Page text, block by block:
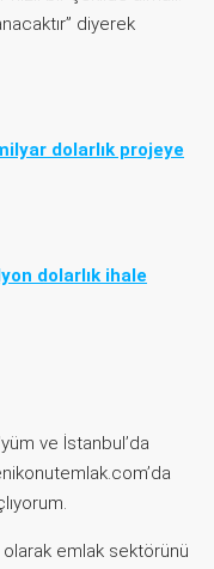
diyerek
dolarlık projeye
dolarlık ihale
ve İstanbul’da
emlak sektörünü